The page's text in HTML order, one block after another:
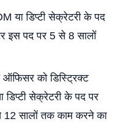
या डिप्टी सेक्रेटरी के पद
इस पद पर 5 से 8 सालों
ऑफिसर को डिस्ट्रिक्ट
डिप्टी सेक्रेटरी के पद पर
12 सालों तक काम करने का